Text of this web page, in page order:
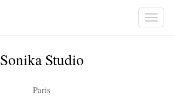
Sonika Studio
Paris